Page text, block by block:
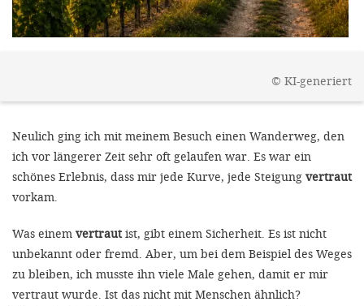
© KI-generiert
Neulich ging ich mit meinem Besuch einen Wanderweg, den
ich vor längerer Zeit sehr oft gelaufen war. Es war ein
schönes Erlebnis, dass mir jede Kurve, jede Steigung vertraut
vorkam.
Was einem vertrautist, gibt einem Sicherheit. Es ist nicht
unbekannt oder fremd. Aber, um bei dem Beispiel des Weges
zu bleiben, ich musste ihn viele Male gehen, damit er mir
vertraut wurde. Ist das nicht mit Menschen ähnlich?
und
unsere
gewinnen.